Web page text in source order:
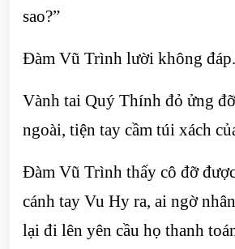
sao?”
Đàm Vũ Trình lười không đáp.
Vành tai Quý Thính đỏ ửng
ngoài, tiện tay cầm túi xách
Đàm Vũ Trình thấy cô đỡ
cánh tay Vu Hy ra, ai ngờ
lại đi lên yên cầu họ thanh